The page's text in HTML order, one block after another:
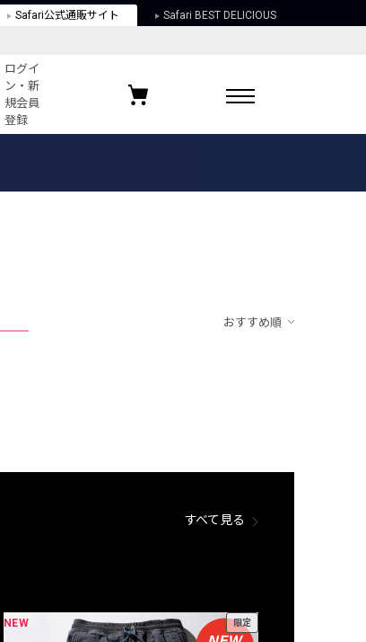
Safari公式通販サイト Safari BEST DELICIOUS
ログイ
ン・新
規会員
登録
お気に入りブランド
おすすめ順
すべて見る
NEW 限定